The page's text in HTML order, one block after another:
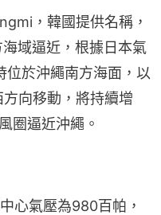
，韓國提供名稱，
域逼近，根據日本氣
位於沖繩南方海面，以
向移動，將持續增
圈逼近沖繩。
心氣壓為980百帕，